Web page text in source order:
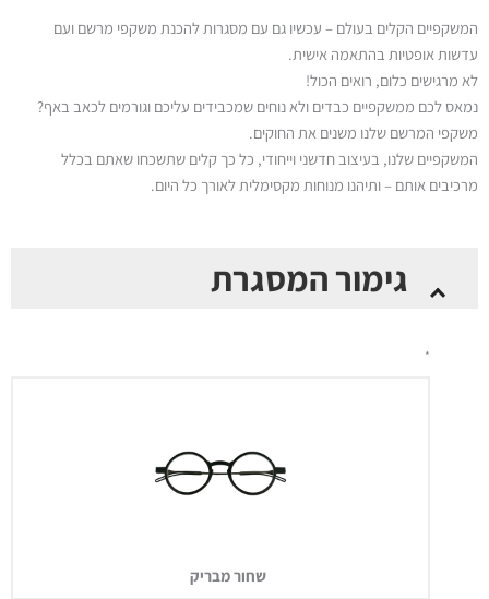
המשקפיים הקלים בעולם – עכשיו גם עם מסגרות להכנת משקפי מרשם ועם
עדשות אופטיות בהתאמה אישית.
לא מרגישים כלום, רואים הכול!
נמאס לכם ממשקפיים כבדים ולא נוחים שמכבידים עליכם וגורמים לכאב באף?
משקפי המרשם שלנו משנים את החוקים.
המשקפיים שלנו, בעיצוב חדשני וייחודי, כל כך קלים שתשכחו שאתם בכלל
מרכיבים אותם – ותיהנו מנוחות מקסימלית לאורך כל היום.
גימור המסגרת
*
שחור מבריק